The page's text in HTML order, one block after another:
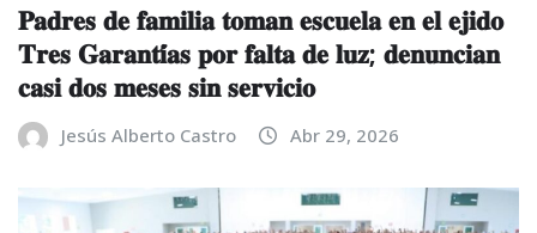
𝐏𝐚𝐝𝐫𝐞𝐬 𝐝𝐞 𝐟𝐚𝐦𝐢𝐥𝐢𝐚 𝐭𝐨𝐦𝐚𝐧 𝐞𝐬𝐜𝐮𝐞𝐥𝐚 𝐞𝐧 𝐞𝐥 𝐞𝐣𝐢𝐝𝐨
𝐓𝐫𝐞𝐬 𝐆𝐚𝐫𝐚𝐧𝐭𝐢́𝐚𝐬 𝐩𝐨𝐫 𝐟𝐚𝐥𝐭𝐚 𝐝𝐞 𝐥𝐮𝐳; 𝐝𝐞𝐧𝐮𝐧𝐜𝐢𝐚𝐧
𝐜𝐚𝐬𝐢 𝐝𝐨𝐬 𝐦𝐞𝐬𝐞𝐬 𝐬𝐢𝐧 𝐬𝐞𝐫𝐯𝐢𝐜𝐢𝐨
Jesús Alberto Castro Abr 29, 2026